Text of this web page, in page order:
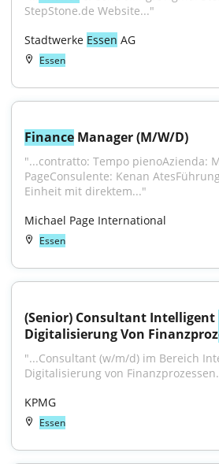
StepStone.de Website..."
Stadtwerke Essen AG
Essen
Finance Manager (M/W/D)
"...contratto: Tempo pienoAzienda:
PageConsulente: Kenan
Einheit mit direktem..."
Michael Page International
Essen
(Senior) Consultant Intelligent
Digitalisierung Von Finanzproz
"...Consultant (w/m/d) im Bereich
Digitalisierung von
KPMG
Essen